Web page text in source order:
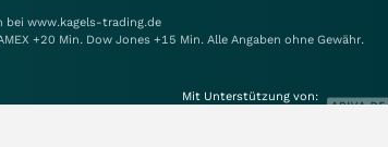
bei www.kagels-trading.de
+20 Min. Dow Jones +15 Min. Alle Angaben ohne Gewähr.
Mit Unterstützung von: